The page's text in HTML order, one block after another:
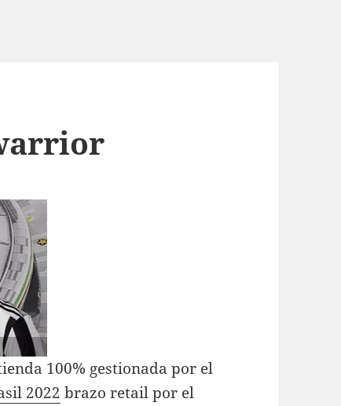
100% gestionada por el
2022 brazo retail por el